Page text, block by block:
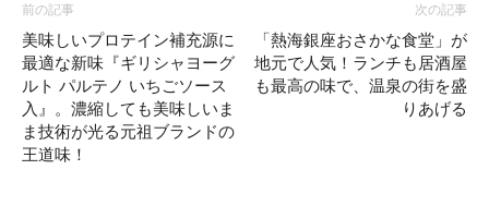
前の記事
美味しいプロテイン補充源に
最適な新味『ギリシャヨーグ
ルト パルテノ いちごソース
入』。濃縮しても美味しいま
ま技術が光る元祖ブランドの
王道味！
次の記事
「熱海銀座おさかな食堂」が
地元で人気！ランチも居酒屋
も最高の味で、温泉の街を盛
りあげる